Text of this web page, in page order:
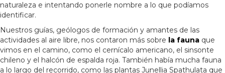
naturaleza e intentando ponerle nombre a lo que podíamos
identificar.
Nuestros guías, geólogos de formación y amantes de las
actividades al aire libre, nos contaron más sobre la fauna que
vimos en el camino, como el cernícalo americano, el sinsonte
chileno y el halcón de espalda roja. También había mucha fauna
a lo largo del recorrido, como las plantas Junellia Spathulata que